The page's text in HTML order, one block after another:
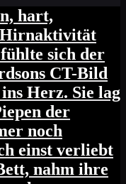
hart,
Hirnaktivität
sich der
CT-Bild
Herz. Sie lag
der
noch
einst verliebt
nahm ihre